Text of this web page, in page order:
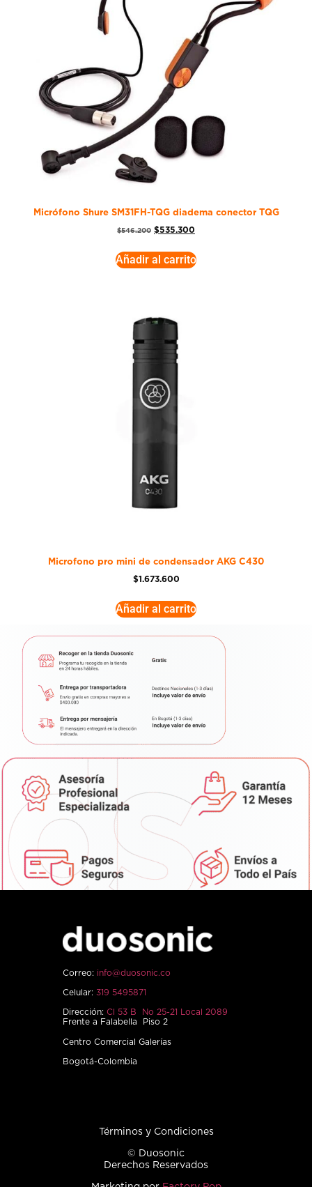
Micrófono Shure SM31FH-TQG diadema conector TQG
$546.200 $535.300
Añadir al carrito
Microfono pro mini de condensador AKG C430
$1.673.600
Añadir al carrito
Correo: info@duosonic.co
Celular: 319 5495871
Dirección: Cl 53 B No 25-21 Local 2089
Frente a Falabella Piso 2
Centro Comercial Galerías
Bogotá-Colombia
Términos y Condiciones
© Duosonic
Derechos Reservados